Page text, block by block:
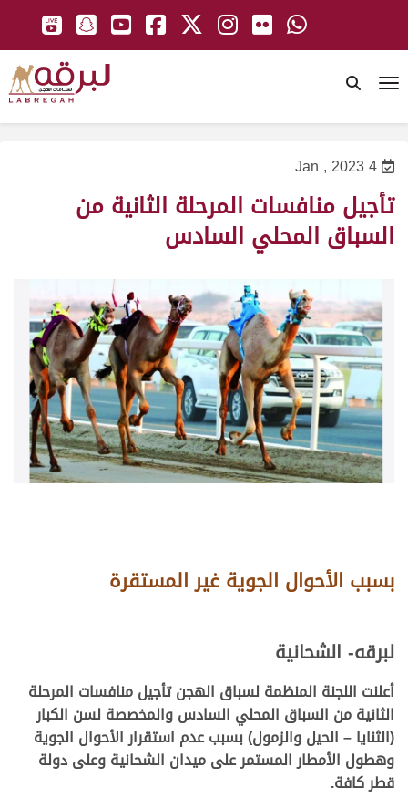
4 Jan , 2023
تأجيل منافسات المرحلة الثانية من
السباق المحلي السادس
بسبب الأحوال الجوية غير المستقرة
لبرقه- الشحانية
أعلنت اللجنة المنظمة لسباق الهجن تأجيل منافسات المرحلة
الثانية من السباق المحلي السادس والمخصصة لسن الكبار
(الثنايا – الحيل والزمول) بسبب عدم استقرار الأحوال الجوية
وهطول الأمطار المستمر على ميدان الشحانية وعلى دولة
قطر كافة.